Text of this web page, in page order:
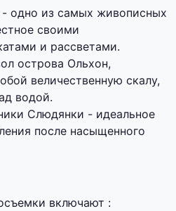
одно из самых живописных
своими
и рассветами.
острова Ольхон,
величественную скалу,
водой.
Слюдянки - идеальное
после насыщенного
включают :